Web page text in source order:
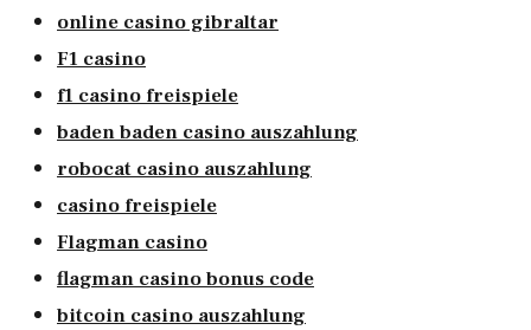
online casino gibraltar
F1 casino
f1 casino freispiele
baden baden casino auszahlung
robocat casino auszahlung
casino freispiele
Flagman casino
flagman casino bonus code
bitcoin casino auszahlung